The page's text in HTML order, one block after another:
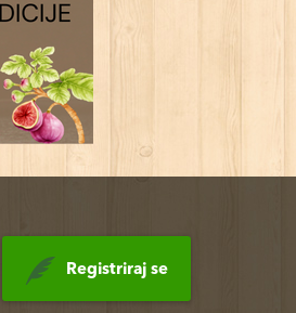
Registriraj se